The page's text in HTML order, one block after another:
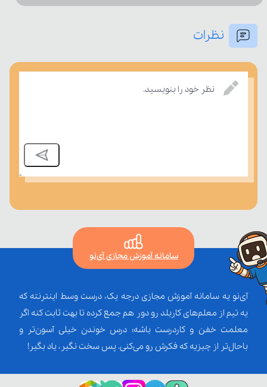
درسی بسنجند.
نظرات
نظر خود را بنویسید.
سامانه آموزش مجازی آی‌نو
آی‌نو یه سامانه آموزش مجازی درجه یک، درست وسط اینترنته که
یه تیم از معلم‌‌های کاربلد رو دور هم جمع کرده تا بهت ثابت کنه اگر
معلمت خفن و کاردرست باشه؛ درس خوندن خیلی آسون‌تر و
باحال‌تر از چیزیه که فکرش رو می‌کنی. پس سخت نگیر، یاد بگیر!